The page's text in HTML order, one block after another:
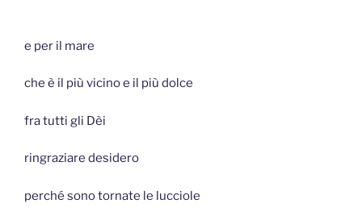
e per il mare
che è il più vicino e il più dolce
fra tutti gli Dèi
ringraziare desidero
perché sono tornate le lucciole